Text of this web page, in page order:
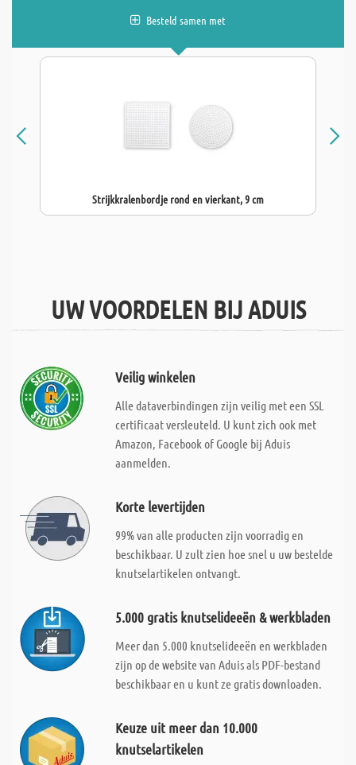
Besteld samen met
Strijkkralenbordje rond en vierkant, 9 cm
UW VOORDELEN BIJ ADUIS
Veilig winkelen
Alle dataverbindingen zijn veilig met een SSL
certificaat versleuteld. U kunt zich ook met
Amazon, Facebook of Google bij Aduis
aanmelden.
Korte levertijden
99% van alle producten zijn voorradig en
beschikbaar. U zult zien hoe snel u uw bestelde
knutselartikelen ontvangt.
5.000 gratis knutselideeën & werkbladen
Meer dan 5.000 knutselideeën en werkbladen
zijn op de website van Aduis als PDF-bestand
beschikbaar en u kunt ze gratis downloaden.
Keuze uit meer dan 10.000
knutselartikelen